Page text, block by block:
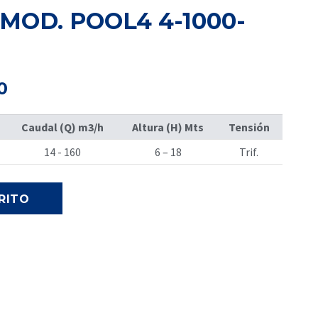
POOL4 4-1000-
El
actual
es:
S/ 13,800.00.
Caudal (Q) m3/h Altura (H) Mts
Tensión
14 - 160
6 – 18 Trif.